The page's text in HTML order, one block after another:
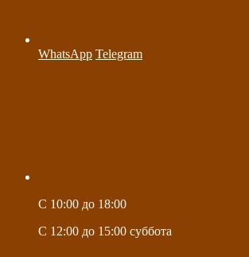
WhatsApp Telegram
C 10:00 до 18:00
C 12:00 до 15:00 суббота